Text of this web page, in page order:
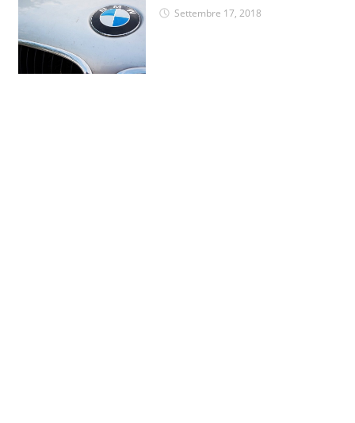
Settembre 17, 2018